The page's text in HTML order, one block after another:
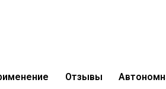
Powercom King Pro RM KIN-
Отзывы